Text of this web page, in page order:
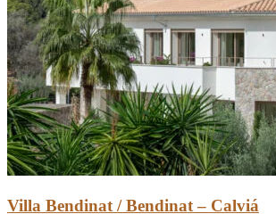
Villa Bendinat / Bendinat – Calviá